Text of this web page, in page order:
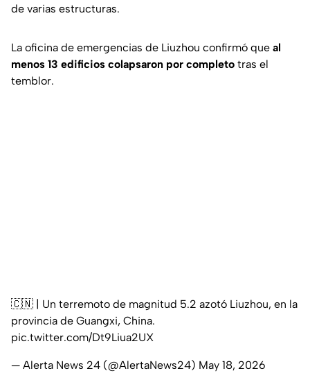
de varias estructuras.
La oficina de emergencias de Liuzhou confirmó que al
menos 13 edificios colapsaron por completo tras el
temblor.
🇨🇳 | Un terremoto de magnitud 5.2 azotó Liuzhou, en la
provincia de Guangxi, China.
pic.twitter.com/Dt9Liua2UX
— Alerta News 24 (@AlertaNews24) May 18, 2026